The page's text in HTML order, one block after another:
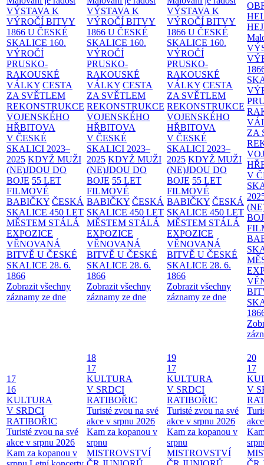
VÝSTAVA K
VÝROČÍ BITVY
1866 U ČESKÉ
SKALICE 160.
VÝROČÍ
PRUSKO-
RAKOUSKÉ
VÁLKY CESTA
ZA SVĚTLEM
REKONSTRUKCE
VOJENSKÉHO
HŘBITOVA
V ČESKÉ
SKALICI 2023–
2025 KDYŽ MUŽI
(NE)JDOU DO
BOJE 55 LET
FILMOVÉ
BABIČKY ČESKÁ
SKALICE 450 LET
MĚSTEM STÁLÁ
EXPOZICE
VĚNOVANÁ
BITVĚ U ČESKÉ
SKALICE 28. 6.
1866
Zobrazit všechny
záznamy ze dne
VÝSTAVA K
VÝROČÍ BITVY
1866 U ČESKÉ
SKALICE 160.
VÝROČÍ
PRUSKO-
RAKOUSKÉ
VÁLKY CESTA
ZA SVĚTLEM
REKONSTRUKCE
VOJENSKÉHO
HŘBITOVA
V ČESKÉ
SKALICI 2023–
2025 KDYŽ MUŽI
(NE)JDOU DO
BOJE 55 LET
FILMOVÉ
BABIČKY ČESKÁ
SKALICE 450 LET
MĚSTEM STÁLÁ
EXPOZICE
VĚNOVANÁ
BITVĚ U ČESKÉ
SKALICE 28. 6.
1866
Zobrazit všechny
záznamy ze dne
VÝSTAVA K
VÝROČÍ BITVY
1866 U ČESKÉ
SKALICE 160.
VÝROČÍ
PRUSKO-
RAKOUSKÉ
VÁLKY CESTA
ZA SVĚTLEM
REKONSTRUKCE
VOJENSKÉHO
HŘBITOVA
V ČESKÉ
SKALICI 2023–
2025 KDYŽ MUŽI
(NE)JDOU DO
BOJE 55 LET
FILMOVÉ
BABIČKY ČESKÁ
SKALICE 450 LET
MĚSTEM STÁLÁ
EXPOZICE
VĚNOVANÁ
BITVĚ U ČESKÉ
SKALICE 28. 6.
1866
Zobrazit všechny
záznamy ze dne
ZA
V
17
16
KULTURA
V SRDCI
RATIBOŘIC
Turisté zvou na své
akce v srpnu 2026
Kam za kopanou v
18
17
KULTURA
V SRDCI
RATIBOŘIC
Turisté zvou na své
akce v srpnu 2026
Kam za kopanou v
srpnu
MISTROVSTVÍ
19
17
KULTURA
V SRDCI
RATIBOŘIC
Turisté zvou na své
akce v srpnu 2026
Kam za kopanou v
srpnu
MISTROVSTVÍ
20
17
V